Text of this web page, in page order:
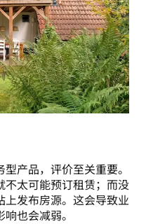
产品，评价至关重要。
太可能预订租赁；而没
发布房源。这会导致业
也会减弱。